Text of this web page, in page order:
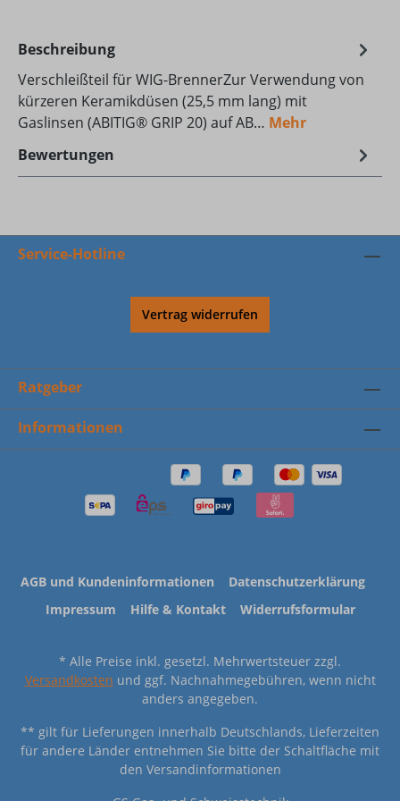
Beschreibung
Verschleißteil für WIG-BrennerZur Verwendung von
kürzeren Keramikdüsen (25,5 mm lang) mit
Gaslinsen (ABITIG® GRIP 20) auf AB… Mehr
Bewertungen
Service-Hotline
Vertrag widerrufen
Ratgeber
Informationen
AGB und Kundeninformationen
Datenschutzerklärung
Impressum
Hilfe & Kontakt Widerrufsformular
* Alle Preise inkl. gesetzl. Mehrwertsteuer zzgl.
Versandkosten und ggf. Nachnahmegebühren, wenn nicht
anders angegeben.
** gilt für Lieferungen innerhalb Deutschlands, Lieferzeiten
für andere Länder entnehmen Sie bitte der Schaltfläche mit
den Versandinformationen